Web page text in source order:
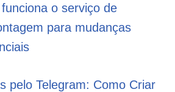
o serviço de
para mudanças
pelo Telegram: Como Criar